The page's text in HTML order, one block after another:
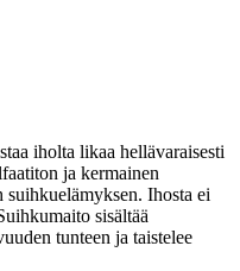
iholta likaa hellävaraisesti
ja kermainen
suihkuelämyksen. Ihosta ei
sisältää
tunteen ja taistelee